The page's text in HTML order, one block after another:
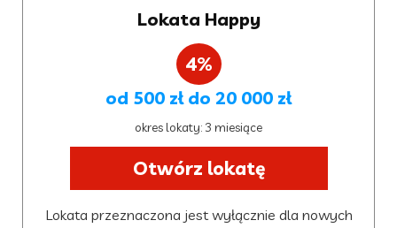
Lokata Happy
4%
od 500 zł do 20 000 zł
okres lokaty: 3 miesiące
Otwórz lokatę
Lokata przeznaczona jest wyłącznie dla nowych